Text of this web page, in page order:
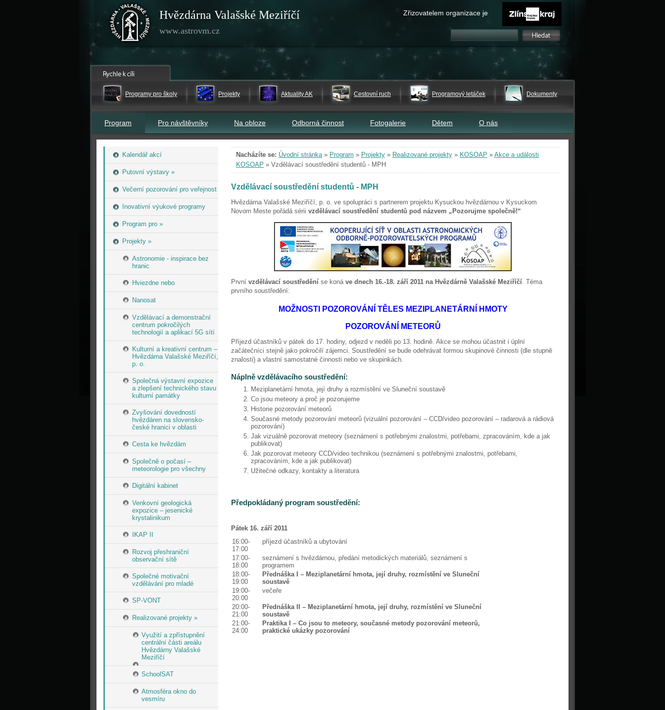
Hvězdárna Valašské Meziříčí
www.astrovm.cz
Zřizovatelem organizace je
Programy pro školy Projekty Aktuality AK Cestovní ruch Programový letáček Dokumenty
Program Pro návštěvníky Na obloze Odborná činnost Fotogalerie Dětem O nás
Kalendář akcí
Putovní výstavy »
Večerní pozorování pro veřejnost
Inovativní výukové programy
Program pro »
Projekty »
Astronomie - inspirace bez
hranic
Hviezdne nebo
Nanosat
Vzdělávací a demonstrační
centrum pokročilých
technologií a aplikací 5G sítí
Kulturní a kreativní centrum –
Hvězdárna Valašské Meziříčí,
p. o.
Společná výstavní expozice
a zlepšení technického stavu
kulturní památky
Zvyšování dovedností
hvězdáren na slovensko-
české hranici v oblasti
Cesta ke hvězdám
Společně o počasí –
meteorologie pro všechny
Digitální kabinet
Venkovní geologická
expozice – jesenické
krystalinikum
IKAP II
Rozvoj přeshraniční
observační sítě
Společné motivační
vzdělávání pro mladé
SP-VONT
Realizované projekty »
Využití a zpřístupnění
centrální části areálu
Hvězdárny Valašské
Meziříčí
SchoolSAT
Atmosféra okno do
vesmíru
Nacházíte se: Úvodní stránka» Program » Projekty » Realizované projekty » KOSOAP » Akce a události
KOSOAP » Vzdělávací soustředění studentů - MPH
Vzdělávací soustředění studentů - MPH
Hvězdárna Valašské Meziříčí, p. o. ve spolupráci s partnerem projektu Kysuckou hvězdárnou v Kysuckom
Novom Meste pořádá sérii vzdělávací soustředění studentů pod názvem „Pozorujme společně!“
První vzdělávací soustředění se koná ve dnech 16.-18. září 2011 na Hvězdárně Valašské Meziříčí. Téma
prvního soustředění:
MOŽNOSTI POZOROVÁNÍ TĚLES MEZIPLANETÁRNÍ HMOTY
POZOROVÁNÍ METEORŮ
Příjezd účastníků v pátek do 17. hodiny, odjezd v neděli po 13. hodině. Akce se mohou účastnit i úplní
začátečníci stejně jako pokročilí zájemci. Soustředění se bude odehrávat formou skupinové činnosti (dle stupně
znalosti) a vlastní samostatné činnosti nebo ve skupinkách.
Náplně vzdělávacího soustředění:
Meziplanetární hmota, její druhy a rozmístění ve Sluneční soustavě
Co jsou meteory a proč je pozorujeme
Historie pozorování meteorů
Současné metody pozorování meteorů (vizuální pozorování – CCD/video pozorování – radarová a rádiová
pozorování)
Jak vizuálně pozorovat meteory (seznámení s potřebnými znalostmi, potřebami, zpracováním, kde a jak
publikovat)
Jak pozorovat meteory CCD/video technikou (seznámení s potřebnými znalostmi, potřebami,
zpracováním, kde a jak publikovat)
Užitečné odkazy, kontakty a literatura
Předpokládaný program soustředění:
Pátek 16. září 2011
16:00-
17:00
příjezd účastníků a ubytování
17:00-
18:00
seznámení s hvězdárnou, předání metodických materiálů, seznámení s
programem
18:00-
19:00
Přednáška I – Meziplanetární hmota, její druhy, rozmístění ve Sluneční
soustavě
19:00-
20:00
večeře
20:00-
21:00
Přednáška II – Meziplanetární hmota, její druhy, rozmístění ve Sluneční
soustavě
21:00-
24:00
Praktika I – Co jsou to meteory, současné metody pozorování meteorů,
praktické ukázky pozorování